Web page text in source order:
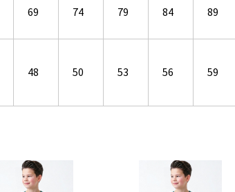
69 74 79 84 89
48 50 53 56 59